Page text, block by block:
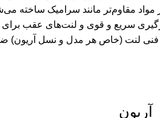
مواد مقاوم‌تر مانند سرامیک ساخته
سریع و قوی و لنت‌های عقب برای
لنت (خاص هر مدل و نسل آریون)
آریون